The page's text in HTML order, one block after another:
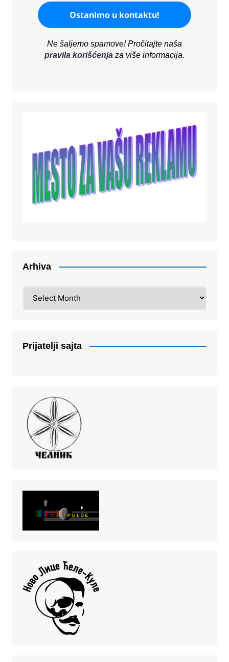
Ne šaljemo spamove! Pročitajte naša
pravila korišćenjaza više informacija.
Arhiva
Prijatelji sajta